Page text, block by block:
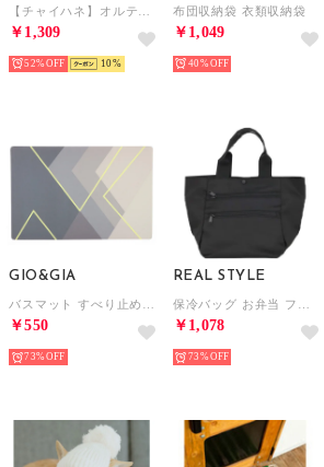
￥1,309
52% 10
布団収納袋 衣類収納袋
￥1,049
40%
GIO&GIA
￥550
73%
REAL STYLE
￥1,078
73%